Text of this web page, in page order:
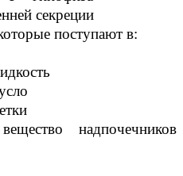
секреции
поступают в:
надпочечников